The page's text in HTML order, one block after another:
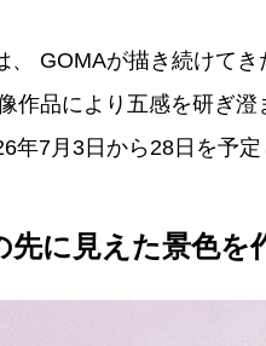
、 GOMAが描き続けて
作品により五感を研ぎ
年7月3日から28日を予
先に見えた景色を